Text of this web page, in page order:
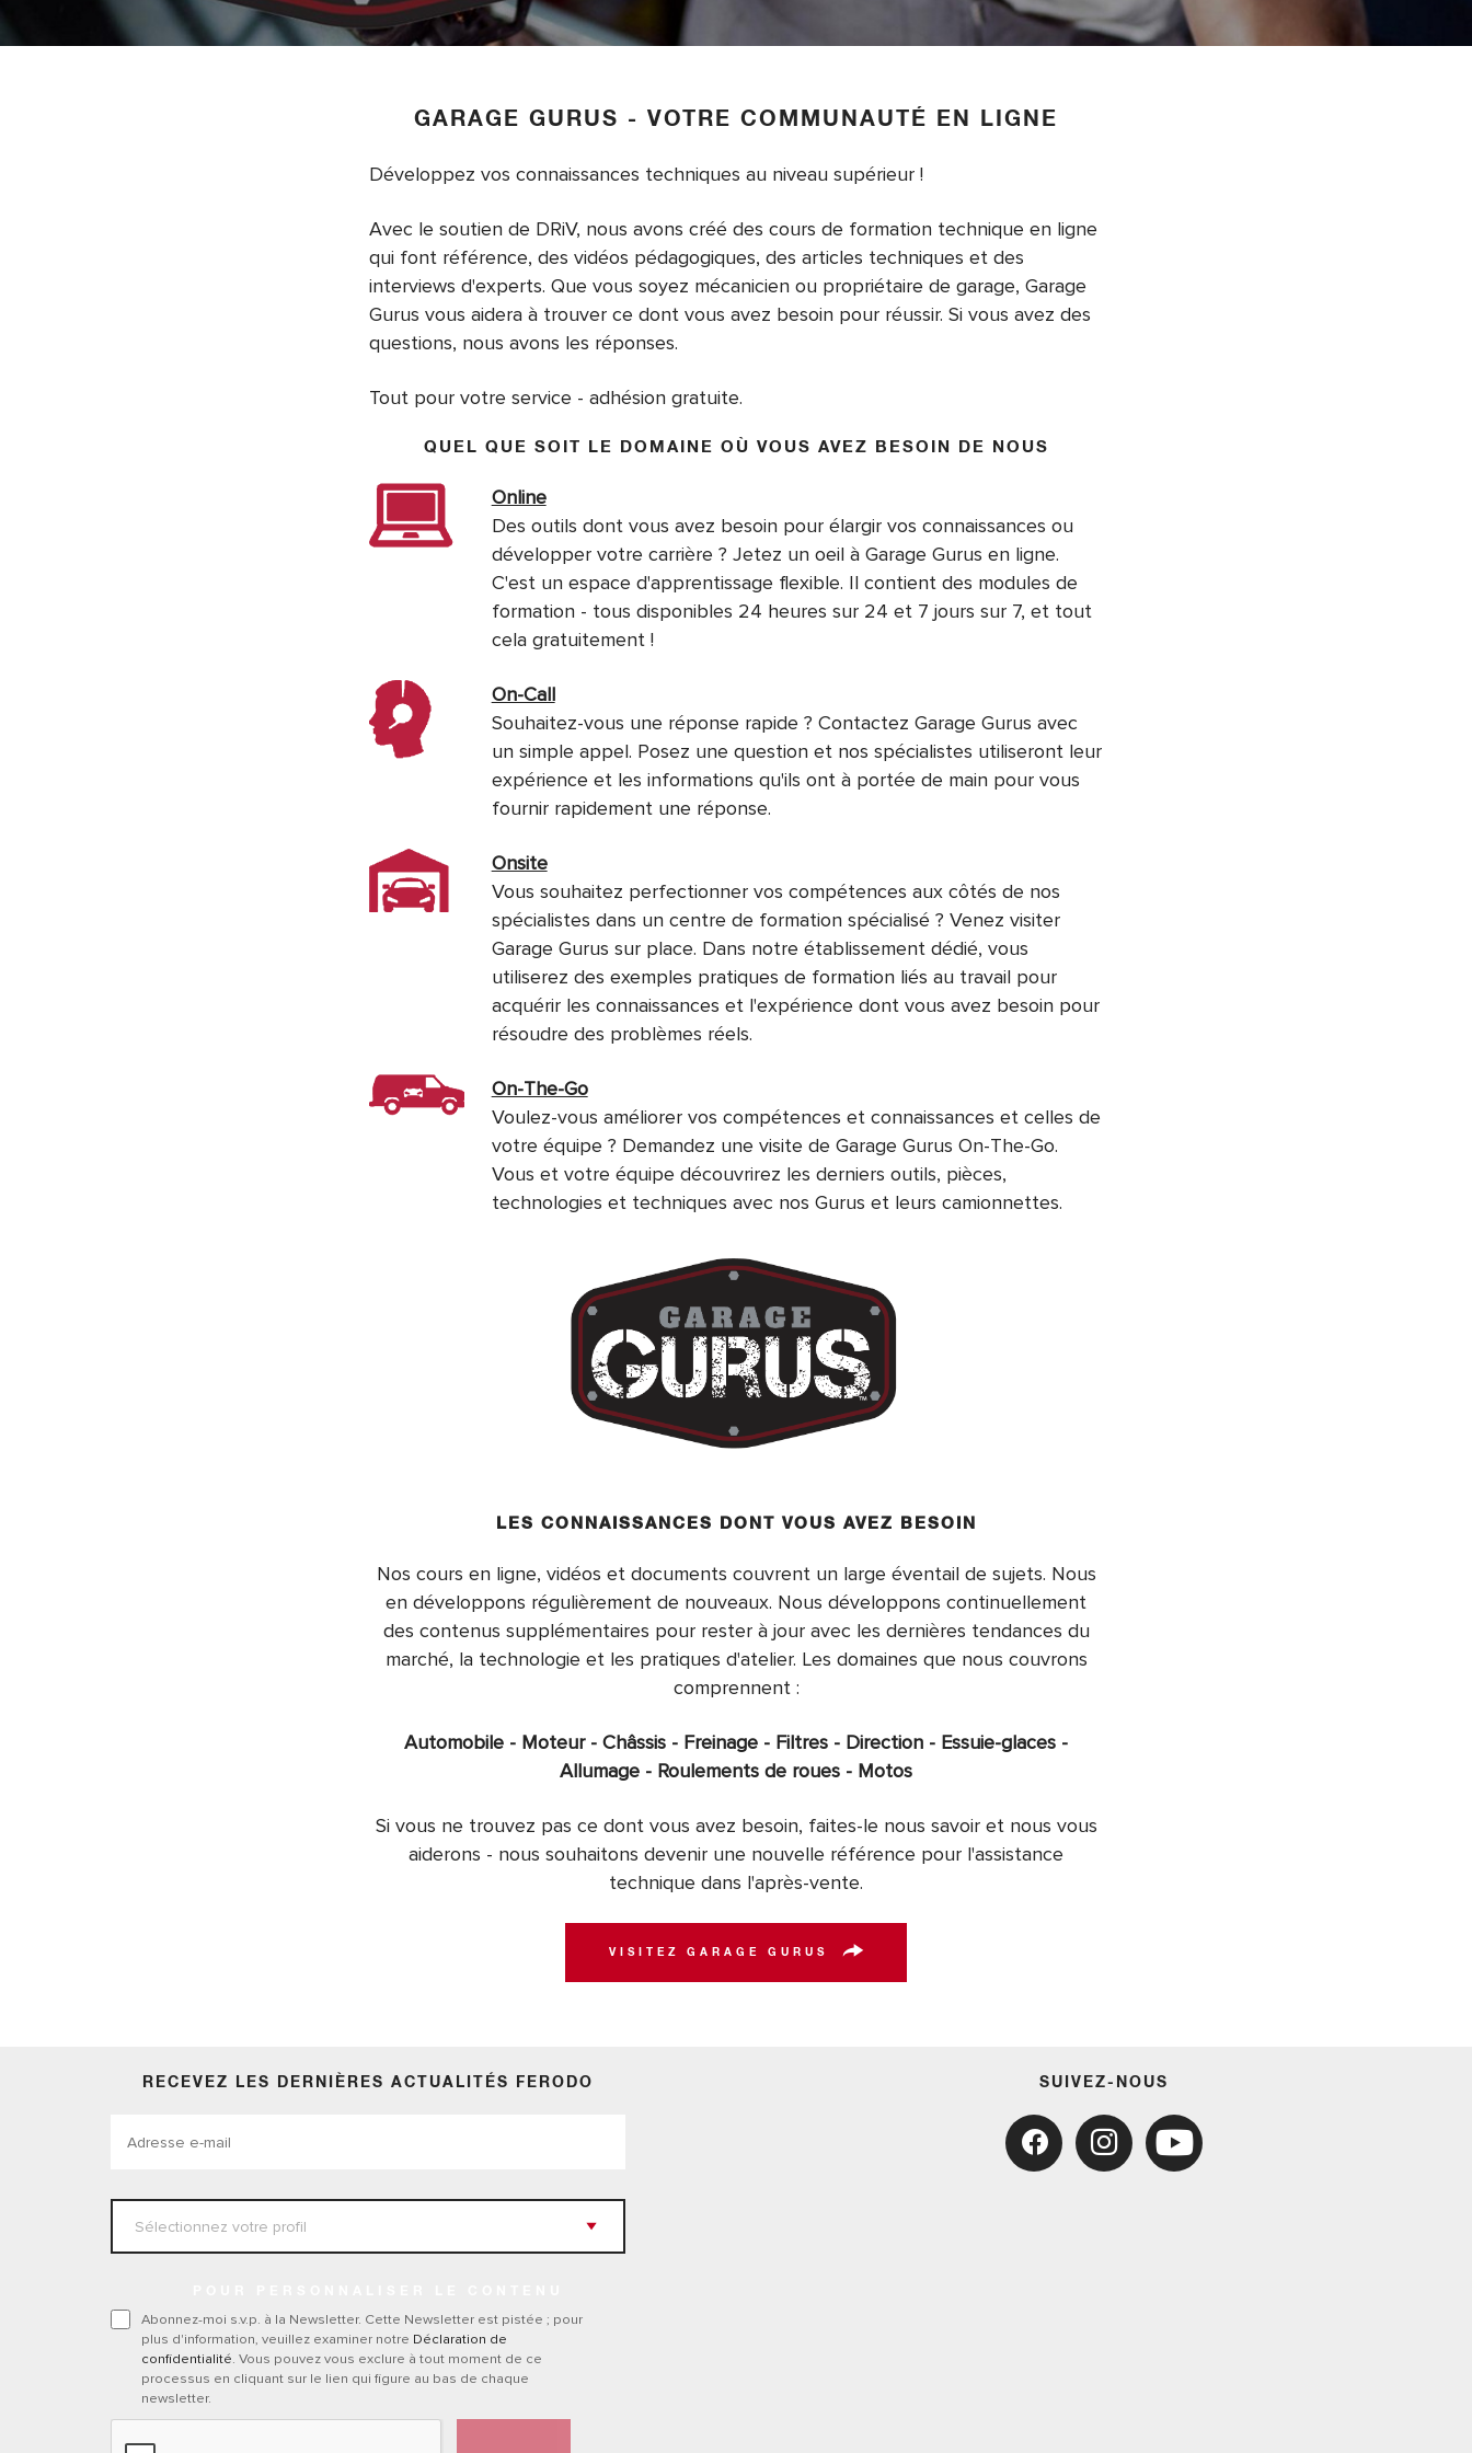
Accessoires
GARAGE GURUS - VOTRE COMMUNAUTÉ EN LIGNE
Développez vos connaissances techniques au niveau supérieur !
Avec le soutien de DRiV, nous avons créé des cours de formation technique en ligne
qui font référence, des vidéos pédagogiques, des articles techniques et des
interviews d'experts. Que vous soyez mécanicien ou propriétaire de garage, Garage
Gurus vous aidera à trouver ce dont vous avez besoin pour réussir. Si vous avez des
questions, nous avons les réponses.
Tout pour votre service - adhésion gratuite.
QUEL QUE SOIT LE DOMAINE OÙ VOUS AVEZ BESOIN DE NOUS
Online
Des outils dont vous avez besoin pour élargir vos connaissances ou
développer votre carrière ? Jetez un oeil à Garage Gurus en ligne.
C'est un espace d'apprentissage flexible. Il contient des modules de
formation - tous disponibles 24 heures sur 24 et 7 jours sur 7, et tout
cela gratuitement !
On-Call
Souhaitez-vous une réponse rapide ? Contactez Garage Gurus avec
un simple appel. Posez une question et nos spécialistes utiliseront leur
expérience et les informations qu'ils ont à portée de main pour vous
fournir rapidement une réponse.
Onsite
Vous souhaitez perfectionner vos compétences aux côtés de nos
spécialistes dans un centre de formation spécialisé ? Venez visiter
Garage Gurus sur place. Dans notre établissement dédié, vous
utiliserez des exemples pratiques de formation liés au travail pour
acquérir les connaissances et l'expérience dont vous avez besoin pour
résoudre des problèmes réels.
On-The-Go
Voulez-vous améliorer vos compétences et connaissances et celles de
votre équipe ? Demandez une visite de Garage Gurus On-The-Go.
Vous et votre équipe découvrirez les derniers outils, pièces,
technologies et techniques avec nos Gurus et leurs camionnettes.
LES CONNAISSANCES DONT VOUS AVEZ BESOIN
Nos cours en ligne, vidéos et documents couvrent un large éventail de sujets. Nous
en développons régulièrement de nouveaux. Nous développons continuellement
des contenus supplémentaires pour rester à jour avec les dernières tendances du
marché, la technologie et les pratiques d'atelier. Les domaines que nous couvrons
comprennent :
Automobile - Moteur - Châssis - Freinage - Filtres - Direction - Essuie-glaces -
Allumage - Roulements de roues - Motos
Si vous ne trouvez pas ce dont vous avez besoin, faites-le nous savoir et nous vous
aiderons - nous souhaitons devenir une nouvelle référence pour l'assistance
technique dans l'après-vente.
VISITEZ GARAGE GURUS
RECEVEZ LES DERNIÈRES ACTUALITÉS FERODO
Abonnez-moi s.v.p. à la Newsletter. Cette Newsletter est pistée ; pour
plus d'information, veuillez examiner notre Déclaration de
confidentialité. Vous pouvez vous exclure à tout moment de ce
processus en cliquant sur le lien qui figure au bas de chaque
newsletter.
SUIVEZ-NOUS